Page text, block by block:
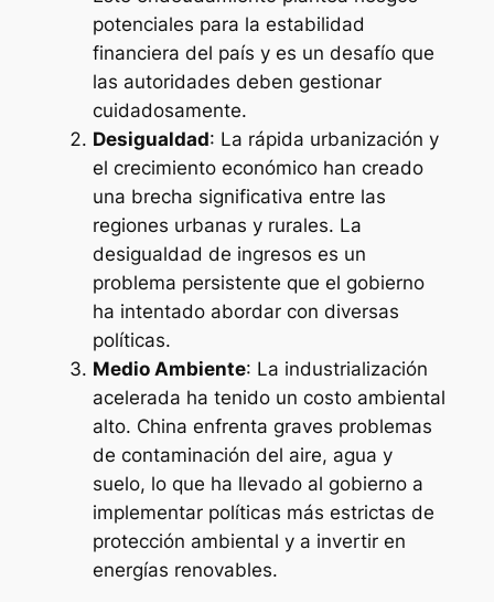
potenciales para la estabilidad
financiera del país y es un desafío que
las autoridades deben gestionar
cuidadosamente.
Desigualdad: La rápida urbanización y
el crecimiento económico han creado
una brecha significativa entre las
regiones urbanas y rurales. La
desigualdad de ingresos es un
problema persistente que el gobierno
ha intentado abordar con diversas
políticas.
Medio Ambiente: La industrialización
acelerada ha tenido un costo ambiental
alto. China enfrenta graves problemas
de contaminación del aire, agua y
suelo, lo que ha llevado al gobierno a
implementar políticas más estrictas de
protección ambiental y a invertir en
energías renovables.